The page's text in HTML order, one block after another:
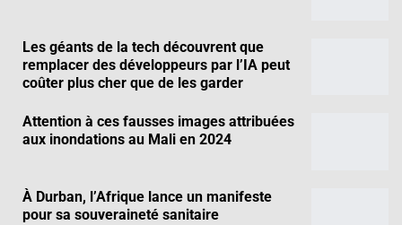
Les géants de la tech découvrent que
remplacer des développeurs par l’IA peut
coûter plus cher que de les garder
Attention à ces fausses images attribuées
aux inondations au Mali en 2024
À Durban, l’Afrique lance un manifeste
pour sa souveraineté sanitaire